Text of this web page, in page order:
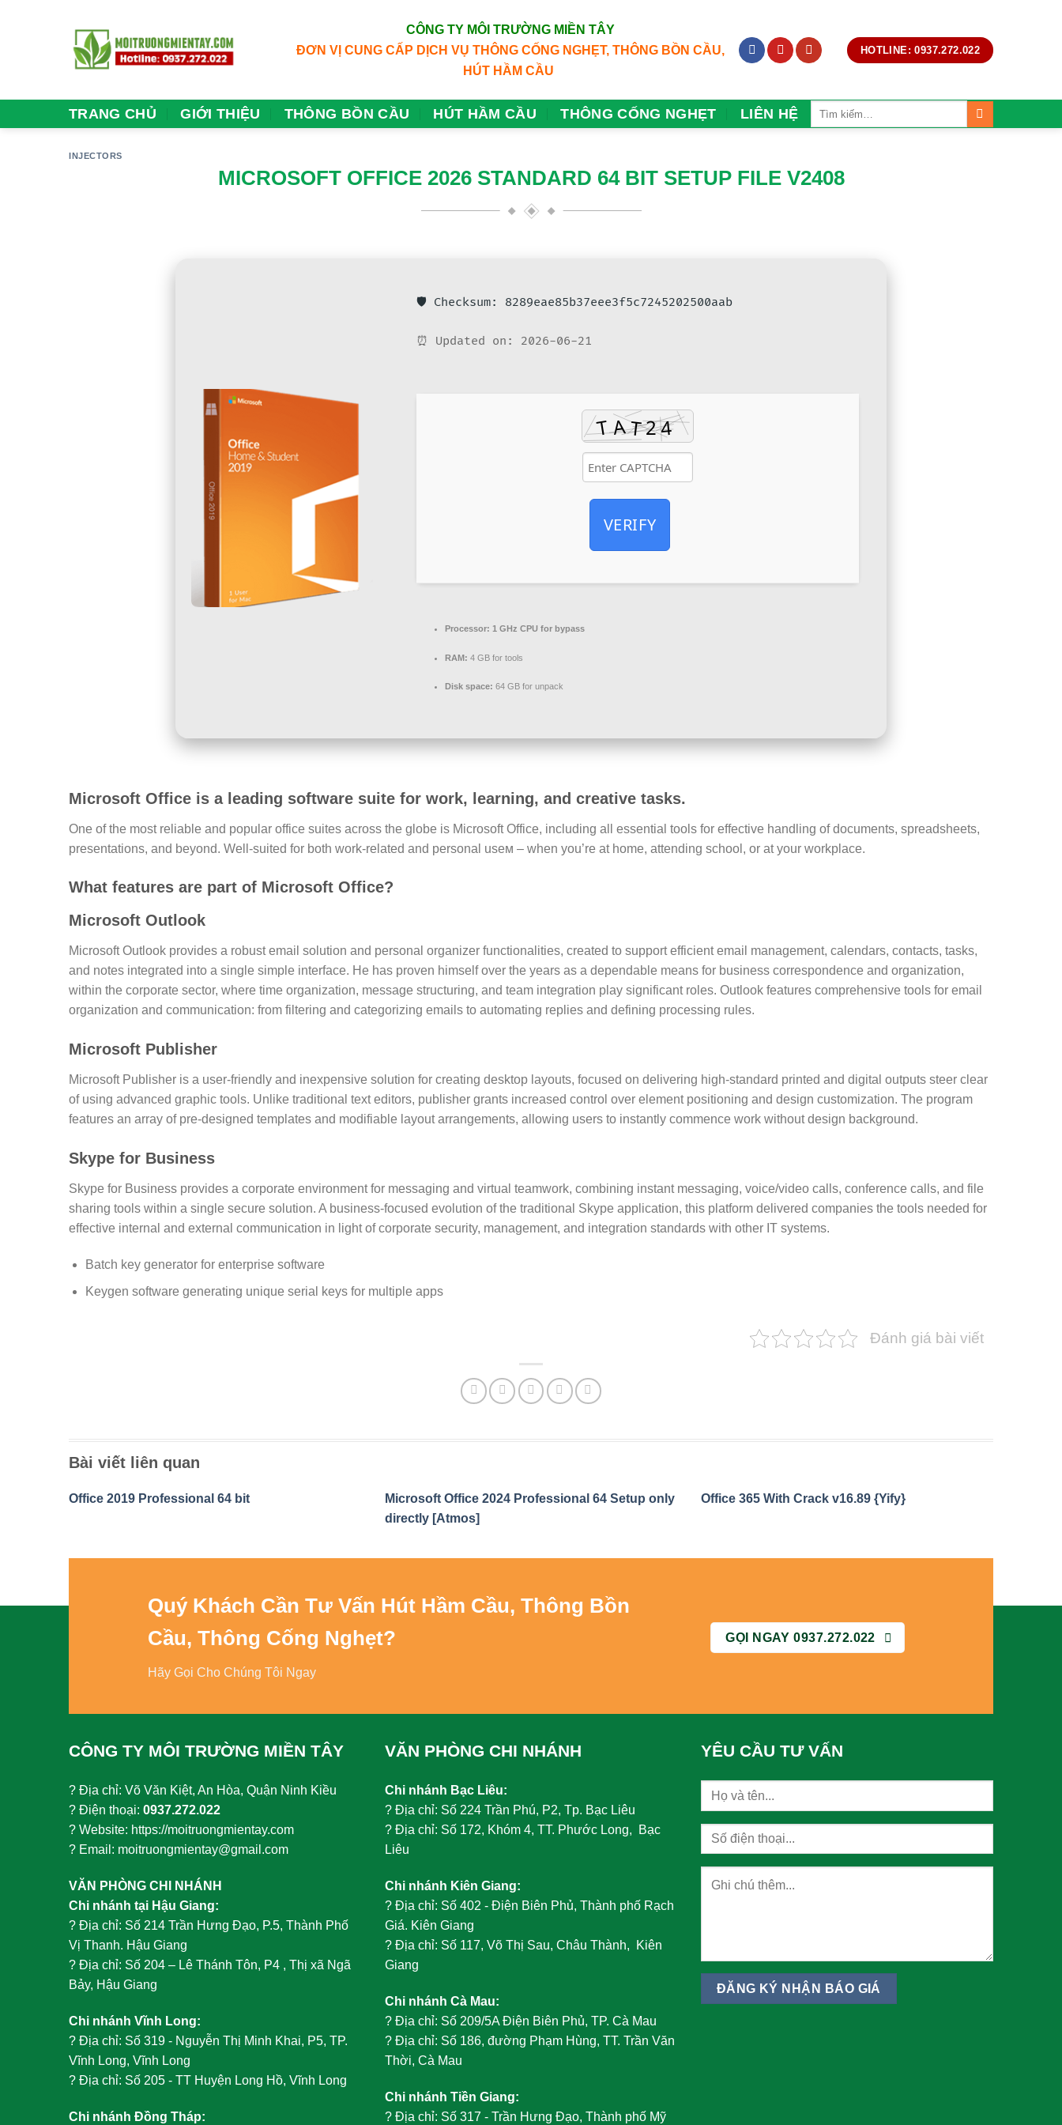
CÔNG TY MÔI TRƯỜNG MIỀN TÂY
ĐƠN VỊ CUNG CẤP DỊCH VỤ THÔNG CỐNG NGHẸT, THÔNG BỒN CẦU,
HÚT HẦM CẦU
HOTLINE: 0937.272.022
TRANG CHỦ GIỚI THIỆU THÔNG BỒN CẦU HÚT HẦM CẦU THÔNG CỐNG NGHẸT LIÊN HỆ
INJECTORS
MICROSOFT OFFICE 2026 STANDARD 64 BIT SETUP FILE V2408
🛡️ Checksum: 8289eae85b37eee3f5c7245202500aab
⏰ Updated on: 2026-06-21
VERIFY
Processor: 1 GHz CPU for bypass
RAM: 4 GB for tools
Disk space: 64 GB for unpack
Microsoft Office is a leading software suite for work, learning, and creative tasks.
One of the most reliable and popular office suites across the globe is Microsoft Office, including all essential tools for effective handling of documents, spreadsheets,
presentations, and beyond. Well-suited for both work-related and personal useм – when you’re at home, attending school, or at your workplace.
What features are part of Microsoft Office?
Microsoft Outlook
Microsoft Outlook provides a robust email solution and personal organizer functionalities, created to support efficient email management, calendars, contacts, tasks,
and notes integrated into a single simple interface. He has proven himself over the years as a dependable means for business correspondence and organization,
within the corporate sector, where time organization, message structuring, and team integration play significant roles. Outlook features comprehensive tools for email
organization and communication: from filtering and categorizing emails to automating replies and defining processing rules.
Microsoft Publisher
Microsoft Publisher is a user-friendly and inexpensive solution for creating desktop layouts, focused on delivering high-standard printed and digital outputs steer clear
of using advanced graphic tools. Unlike traditional text editors, publisher grants increased control over element positioning and design customization. The program
features an array of pre-designed templates and modifiable layout arrangements, allowing users to instantly commence work without design background.
Skype for Business
Skype for Business provides a corporate environment for messaging and virtual teamwork, combining instant messaging, voice/video calls, conference calls, and file
sharing tools within a single secure solution. A business-focused evolution of the traditional Skype application, this platform delivered companies the tools needed for
effective internal and external communication in light of corporate security, management, and integration standards with other IT systems.
Batch key generator for enterprise software
Keygen software generating unique serial keys for multiple apps
Đánh giá bài viết
Bài viết liên quan
Office 2019 Professional 64 bit
Microsoft Office 2024 Professional 64 Setup only
directly [Atmos]
Office 365 With Crack v16.89 {Yify}
Quý Khách Cần Tư Vấn Hút Hầm Cầu, Thông Bồn
Cầu, Thông Cống Nghẹt?
Hãy Gọi Cho Chúng Tôi Ngay
GỌI NGAY 0937.272.022
CÔNG TY MÔI TRƯỜNG MIỀN TÂY
? Địa chỉ: Võ Văn Kiệt, An Hòa, Quận Ninh Kiều
? Điện thoại: 0937.272.022
? Website: https://moitruongmientay.com
? Email: moitruongmientay@gmail.com
VĂN PHÒNG CHI NHÁNH
Chi nhánh tại Hậu Giang:
? Địa chỉ: Số 214 Trần Hưng Đạo, P.5, Thành Phố
Vị Thanh. Hậu Giang
? Địa chỉ: Số 204 – Lê Thánh Tôn, P4 , Thị xã Ngã
Bảy, Hậu Giang
Chi nhánh Vĩnh Long:
? Địa chỉ: Số 319 - Nguyễn Thị Minh Khai, P5, TP.
Vĩnh Long, Vĩnh Long
? Địa chỉ: Số 205 - TT Huyện Long Hồ, Vĩnh Long
Chi nhánh Đồng Tháp:
VĂN PHÒNG CHI NHÁNH
Chi nhánh Bạc Liêu:
? Địa chỉ: Số 224 Trần Phú, P2, Tp. Bạc Liêu
? Địa chỉ: Số 172, Khóm 4, TT. Phước Long, Bạc
Liêu
Chi nhánh Kiên Giang:
? Địa chỉ: Số 402 - Điện Biên Phủ, Thành phố Rạch
Giá. Kiên Giang
? Địa chỉ: Số 117, Võ Thị Sau, Châu Thành, Kiên
Giang
Chi nhánh Cà Mau:
? Địa chỉ: Số 209/5A Điện Biên Phủ, TP. Cà Mau
? Địa chỉ: Số 186, đường Phạm Hùng, TT. Trần Văn
Thời, Cà Mau
Chi nhánh Tiền Giang:
? Địa chỉ: Số 317 - Trần Hưng Đạo, Thành phố Mỹ
YÊU CẦU TƯ VẤN